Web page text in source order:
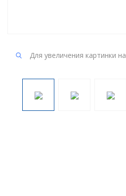
Для увеличения картинки